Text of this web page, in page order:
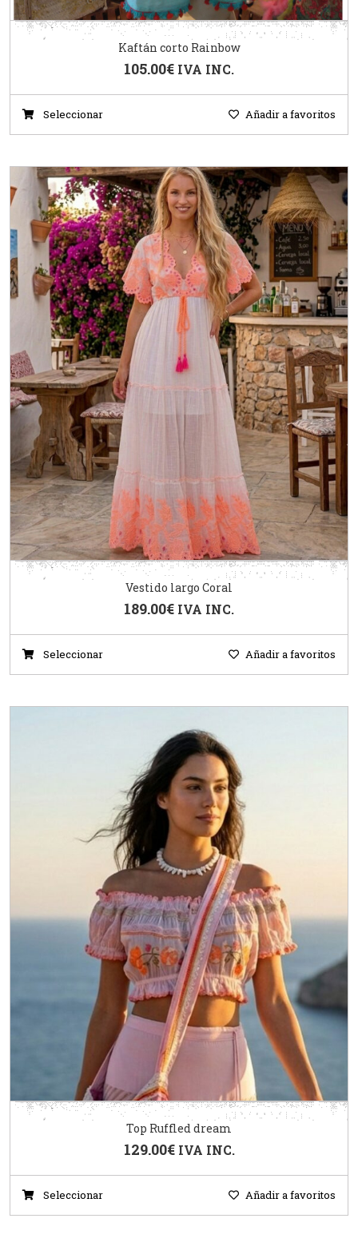
Kaftán corto Rainbow
105.00€ IVA INC.
Seleccionar Añadir a favoritos
Vestido largo Coral
189.00€ IVA INC.
Seleccionar Añadir a favoritos
Top Ruffled dream
129.00€ IVA INC.
Seleccionar Añadir a favoritos